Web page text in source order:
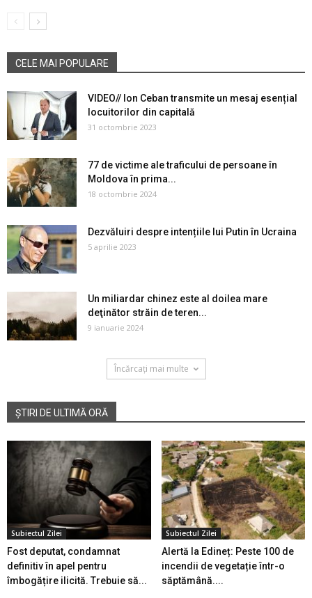
CELE MAI POPULARE
VIDEO// Ion Ceban transmite un mesaj esențial
locuitorilor din capitală
31 octombrie 2023
77 de victime ale traficului de persoane în
Moldova în prima...
18 octombrie 2024
Dezvăluiri despre intențiile lui Putin în Ucraina
5 aprilie 2023
Un miliardar chinez este al doilea mare
deţinător străin de teren...
9 ianuarie 2024
Încărcați mai multe
ȘTIRI DE ULTIMĂ ORĂ
Subiectul Zilei
Fost deputat, condamnat
definitiv în apel pentru
îmbogățire ilicită. Trebuie să...
Subiectul Zilei
Alertă la Edineț: Peste 100 de
incendii de vegetație într-o
săptămână....